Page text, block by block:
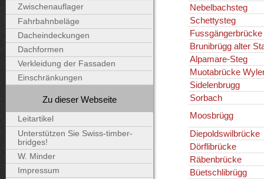
Nebelbachsteg
Schettysteg
Fussgängerbrücke
Brunibrügg alter
Alpamare-Steg
Muotabrücke
Sidelenbrugg
Sorbach
Moosbrügg
Diepoldswilbrücke
Dörflibrücke
Räbenbrücke
Büetschlibrügg
Zwischenauflager
Fahrbahnbeläge
Dacheindeckungen
Dachformen
Verkleidung der Fassaden
Einschränkungen
Zu dieser Webseite
Leitartikel
Unterstützen Sie Swiss-timber-
bridges!
W. Minder
Impressum